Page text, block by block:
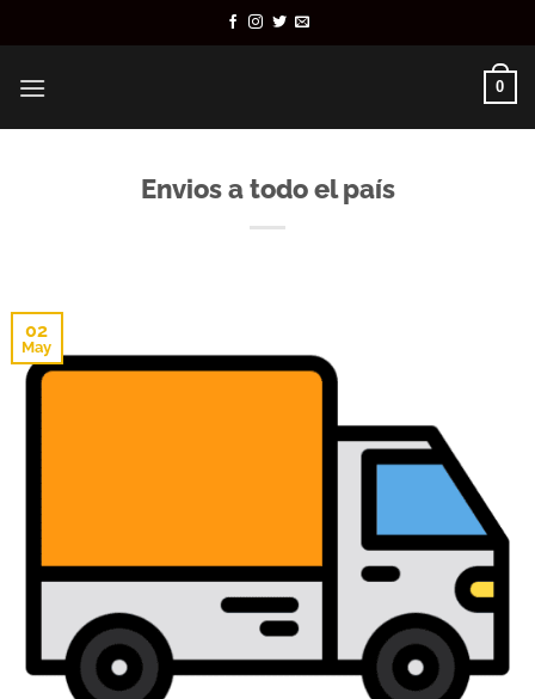
al
0
Envios a todo el país
02
May